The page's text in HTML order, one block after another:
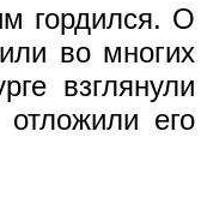
гордился. О
во многих
взглянули
его